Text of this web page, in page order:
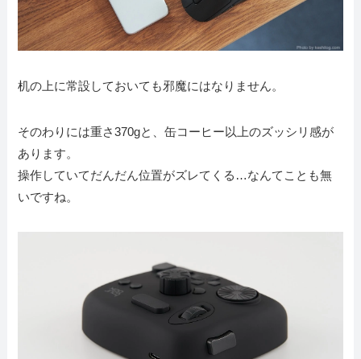
机の上に常設しておいても邪魔にはなりません。
そのわりには重さ370gと、缶コーヒー以上のズッシリ感が
あります。
操作していてだんだん位置がズレてくる…なんてことも無
いですね。